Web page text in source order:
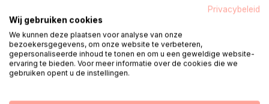
контакт
Привіт, мене звати Фред. Ми з
колегами стоїмокожного робочого
Privacybeleid
Wij gebruiken cookies
We kunnen deze plaatsen voor analyse van onze
bezoekersgegevens, om onze website te verbeteren,
gepersonaliseerde inhoud te tonen en om u een geweldige website-
ervaring te bieden. Voor meer informatie over de cookies die we
gebruiken opent u de instellingen.